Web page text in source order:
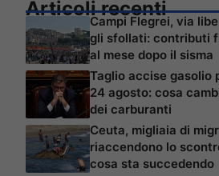
Articoli recenti
Campi Flegrei, via
gli sfollati: contributi
al mese dopo il sisma
Taglio accise gasolio
24 agosto: cosa
dei carburanti
Ceuta, migliaia di
riaccendono lo
cosa sta succedendo